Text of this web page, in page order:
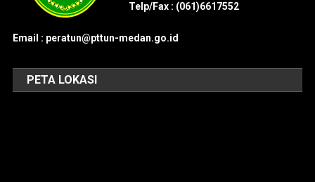
Telp/Fax : (061)6617552
Email : peratun@pttun-medan.go.id
PETA LOKASI